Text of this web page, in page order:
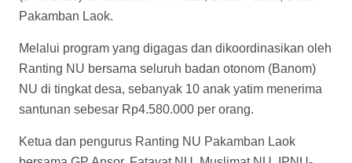
Pakamban Laok.
Melalui program yang digagas dan dikoordinasikan oleh
Ranting NU bersama seluruh badan otonom (Banom)
NU di tingkat desa, sebanyak 10 anak yatim menerima
santunan sebesar Rp4.580.000 per orang.
Ketua dan pengurus Ranting NU Pakamban Laok